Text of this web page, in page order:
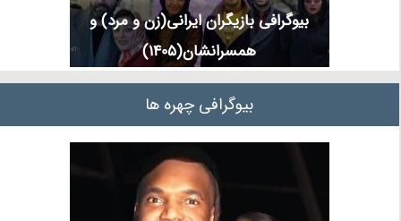
بیوگرافی بازیگران ایرانی(زن و مرد) و
همسرانشان(1405)
بیوگرافی چهره ها